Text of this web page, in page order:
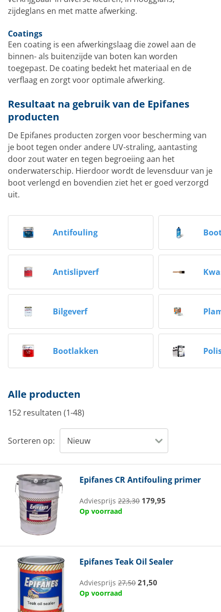
zijdeglans en met matte afwerking.
Coatings
Een coating is een afwerkingslaag die zowel aan de
binnen- als buitenzijde van boten kan worden
toegepast. De coating bedekt het materiaal en de
verflaag en zorgt voor optimale afwerking.
Resultaat na gebruik van de Epifanes
producten
De Epifanes producten zorgen voor bescherming van
je boot tegen onder andere UV-straling, aantasting
door zout water en tegen begroeiing aan het
onderwaterschip. Hierdoor wordt de levensduur van je
boot verlengd en bovendien ziet het er goed verzorgd
uit.
Antifouling
Antislipverf
Bilgeverf
Bootlakken
Alle producten
152 resultaten (1-48)
Sorteren op:
Epifanes CR Antifouling primer
Adviesprijs223,30 179,95
Op voorraad
EpifanesTeak Oil Sealer
Adviesprijs27,50 21,50
Op voorraad